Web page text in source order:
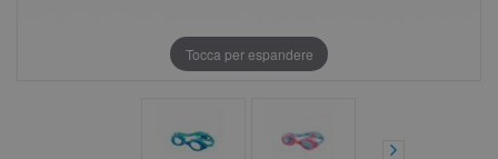
Tocca per espandere